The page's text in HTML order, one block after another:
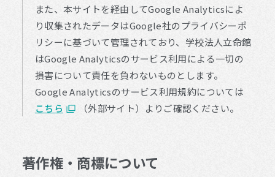
また、本サイトを経由してGoogle Analyticsによ
り収集されたデータはGoogle社のプライバシーポ
リシーに基づいて管理されており、学校法人立命館
はGoogle Analyticsのサービス利用による一切の
損害について責任を負わないものとします。
Google Analyticsのサービス利用規約については
こちら
（外部サイト）よりご確認ください。
著作権・商標について